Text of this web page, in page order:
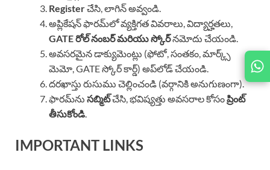
Registerచేసి, లాగిన్ అవ్వండి.
అప్లికేషన్ ఫారమ్‌లో వ్యక్తిగత వివరాలు, విద్యార్హతలు,
GATE రోల్ నంబర్ మరియు స్కోర్నమోదు చేయండి.
అవసరమైన డాక్యుమెంట్లు (ఫోటో, సంతకం, మార్క్స్
మెమో, GATE స్కోర్ కార్డ్) అప్‌లోడ్ చేయండి.
దరఖాస్తు రుసుము చెల్లించండి (వర్గానికి అనుగుణంగా).
ఫారమ్‌ను సబ్మిట్చేసి, భవిష్యత్తు అవసరాల కోసంప్రింట్
తీసుకోండి.
IMPORTANT LINKS